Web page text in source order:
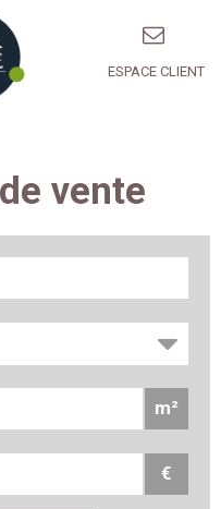
ESPACE CLIENT
vente
m²
€